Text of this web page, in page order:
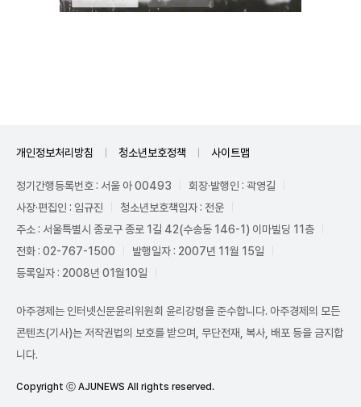
개인정보처리방침 청소년보호정책 사이트맵
정기간행등록번호 : 서울 아 00493
회장·발행인 : 곽영길
사장·편집인 : 임규진
청소년보호책임자 : 전운
주소 : 서울특별시 종로구 종로 1길 42(수송동 146-1) 이마빌딩 11층
전화 : 02-767-1500
발행일자 : 2007년 11월 15일
등록일자 : 2008년 01월10일
아주경제는 인터넷신문윤리위원회 윤리강령을 준수합니다. 아주경제의 모든
콘텐츠(기사)는 저작권법의 보호를 받으며, 무단전재, 복사, 배포 등을 금지합
니다.
Copyright ⓒ AJUNEWS All rights reserved.